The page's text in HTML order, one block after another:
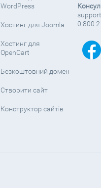
WordPress
Хостинг для Joomla
Хостинг для
OpenCart
Безкоштовний домен
Створити сайт
Конструктор сайтів
0 800